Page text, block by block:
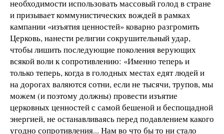
необходимости использовать массовый голод в стране
и призывает коммунистических вождей в рамках
кампании «изъятия ценностей» коварно разгромить
Церковь, нанести религии сокрушительный удар,
чтобы лишить последующие поколения верующих
всякой воли к сопротивлению: «Именно теперь и
только теперь, когда в голодных местах едят людей и
на дорогах валяются сотни, если не тысячи, трупов, мы
можем (и поэтому должны) провести изъятие
церковных ценностей с самой бешеной и беспощадной
энергией, не останавливаясь перед подавлением какого
угодно сопротивления... Нам во что бы то ни стало